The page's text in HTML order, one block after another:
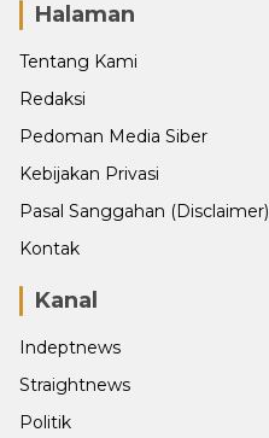
Halaman
Tentang Kami
Redaksi
Pedoman Media Siber
Kebijakan Privasi
Pasal Sanggahan (Disclaimer)
Kontak
Kanal
Indeptnews
Straightnews
Politik